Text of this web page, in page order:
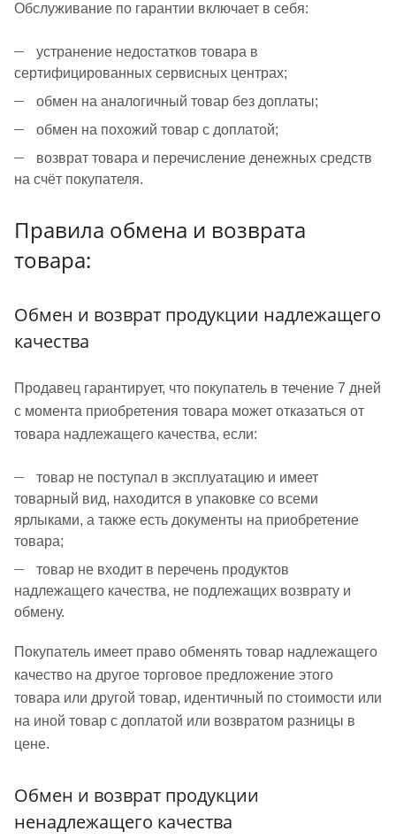
Обслуживание по гарантии включает в себя:
устранение недостатков товара в
сертифицированных сервисных центрах;
обмен на аналогичный товар без доплаты;
обмен на похожий товар с доплатой;
возврат товара и перечисление денежных средств
на счёт покупателя.
Правила обмена и возврата
товара:
Обмен и возврат продукции надлежащего
качества
Продавец гарантирует, что покупатель в течение 7 дней
с момента приобретения товара может отказаться от
товара надлежащего качества, если:
товар не поступал в эксплуатацию и имеет
товарный вид, находится в упаковке со всеми
ярлыками, а также есть документы на приобретение
товара;
товар не входит в перечень продуктов
надлежащего качества, не подлежащих возврату и
обмену.
Покупатель имеет право обменять товар надлежащего
качество на другое торговое предложение этого
товара или другой товар, идентичный по стоимости или
на иной товар с доплатой или возвратом разницы в
цене.
Обмен и возврат продукции
ненадлежащего качества